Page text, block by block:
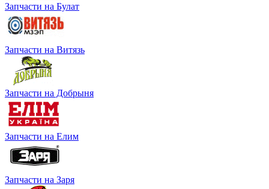
Запчасти на Булат
Запчасти на Витязь
Запчасти на Добрыня
Запчасти на Елим
Запчасти на Заря